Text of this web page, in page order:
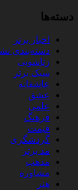
دسته‌ها
اخبار برتر
دسته‌بندی
زناشویی
سبک برتر
عاشقانه
عشق
علمی
فرهنگ
قیمت
گردشگری
مد برتر
مذهب
مشاوره
هنر